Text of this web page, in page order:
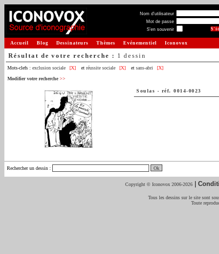
Nom d'utilisateur
Mot de passe
S'en souvenir
Accueil Blog Dessinateurs Thèmes Evénementiel Iconovox
Résultat de votre recherche : 1 dessin
Mots-clefs : exclusion sociale [X] et réussite sociale [X] et sans-abri
[X]
Modifier votre recherche >>
Soulas - réf. 0014-0023
Rechercher un dessin :
Copyright © Iconovox 2006-2026 |
Tous les dessins sur le site sont
Toute